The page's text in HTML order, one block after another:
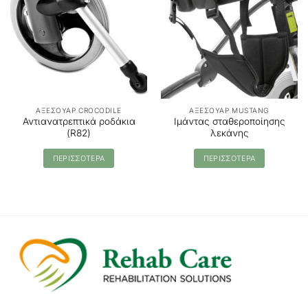
ΑΞΕΣΟΥΑΡ CROCODILE
Αντιανατρεπτικά ροδάκια
(R82)
ΠΕΡΙΣΣΟΤΕΡΑ
ΑΞΕΣΟΥΑΡ MUSTANG
Ιμάντας σταθεροποίησης
λεκάνης
ΠΕΡΙΣΣΟΤΕΡΑ